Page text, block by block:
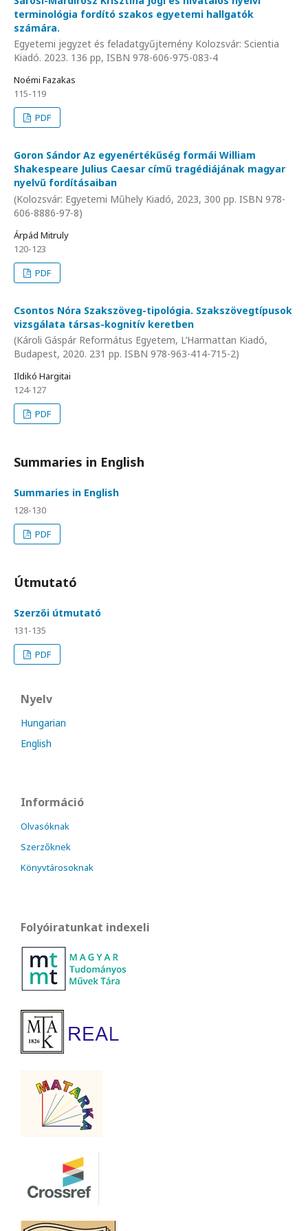
terminológia fordító szakos egyetemi hallgatók
számára.
Egyetemi jegyzet és feladatgyűjtemény Kolozsvár: Scientia
Kiadó. 2023. 136 pp, ISBN 978-606-975-083-4
Noémi Fazakas
115-119
PDF
Goron Sándor Az egyenértékűség formái William
Shakespeare Julius Caesar című tragédiájának magyar
nyelvű fordításaiban
(Kolozsvár: Egyetemi Műhely Kiadó, 2023, 300 pp. ISBN 978-
606-8886-97-8)
Árpád Mitruly
120-123
PDF
Csontos Nóra Szakszöveg-tipológia. Szakszövegtípusok
vizsgálata társas-kognitív keretben
(Károli Gáspár Református Egyetem, L’Harmattan Kiadó,
Budapest, 2020. 231 pp. ISBN 978-963-414-715-2)
Ildikó Hargitai
124-127
PDF
Summaries in English
Summaries in English
128-130
PDF
Útmutató
Szerzői útmutató
131-135
PDF
Nyelv
Hungarian
English
Információ
Olvasóknak
Szerzőknek
Könyvtárosoknak
Folyóiratunkat indexeli